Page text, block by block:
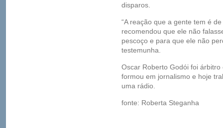
disparos.
“A reação que a gente tem é
recomendou que ele não
pescoço e para que ele não
testemunha.
Oscar Roberto Godói foi
formou em jornalismo e hoje
uma rádio.
fonte: Roberta Steganha